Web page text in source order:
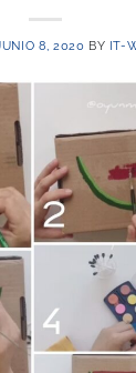
JUNIO 8, 2020 BY IT-